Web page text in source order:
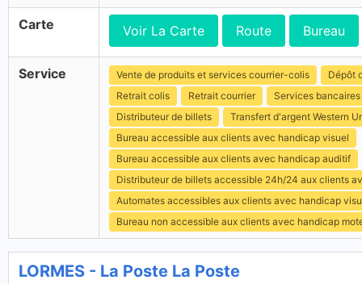
Carte Voir La Carte Route Bureau
Service Vente de produits et services courrier-colis
Dépôt
Retrait colis
Retrait courrier
Services bancaires
Distributeur de billets
Transfert d'argent Western
Bureau accessible aux clients avec handicap visuel
Bureau accessible aux clients avec handicap auditif
Distributeur de billets accessible 24h/24 aux clients
Automates accessibles aux clients avec handicap
Bureau non accessible aux clients avec handicap
LORMES - La Poste La Poste